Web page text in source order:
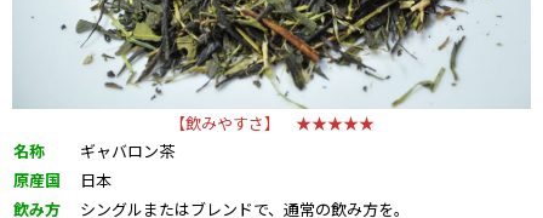
【飲みやすさ】 ★★★★★
名称
ギャバロン茶
原産国
日本
飲み方
シングルまたはブレンドで、通常の飲み方を。